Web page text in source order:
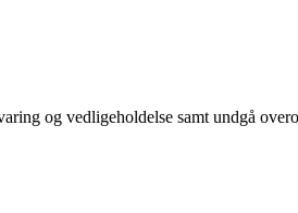
og vedligeholdelse samt undgå